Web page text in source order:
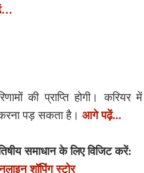
की प्राप्ति होगी। करियर में
पड़ सकता है। आगे पढ़ें...
समाधान के लिए विजिट करें:
शॉपिंग स्टोर